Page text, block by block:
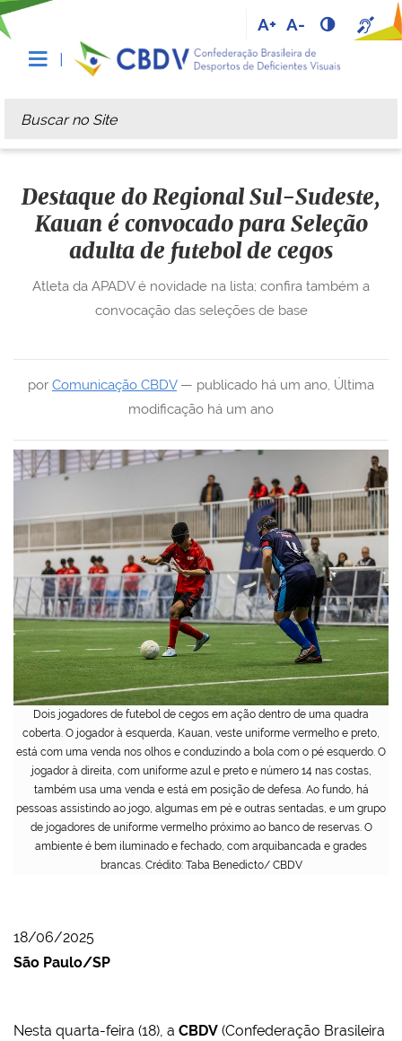
A+ A-
Busca
Busca Avançada…
Dois jogadores de futebol de cegos em ação dentro de uma quadra
coberta. O jogador à esquerda, Kauan, veste uniforme vermelho e preto,
está com uma venda nos olhos e conduzindo a bola com o pé esquerdo. O
jogador à direita, com uniforme azul e preto e número 14 nas costas,
também usa uma venda e está em posição de defesa. Ao fundo, há
pessoas assistindo ao jogo, algumas em pé e outras sentadas, e um grupo
de jogadores de uniforme vermelho próximo ao banco de reservas. O
ambiente é bem iluminado e fechado, com arquibancada e grades
brancas. Crédito: Taba Benedicto/ CBDV
Destaque do Regional Sul-Sudeste,
Kauan é convocado para Seleção
adulta de futebol de cegos
por Comunicação CBDV— publicado há um ano, Última
modificação há um ano
Atleta da APADV é novidade na lista; confira também a
convocação das seleções de base
18/06/2025
São Paulo/SP
Nesta quarta-feira (18), a CBDV (Confederação Brasileira